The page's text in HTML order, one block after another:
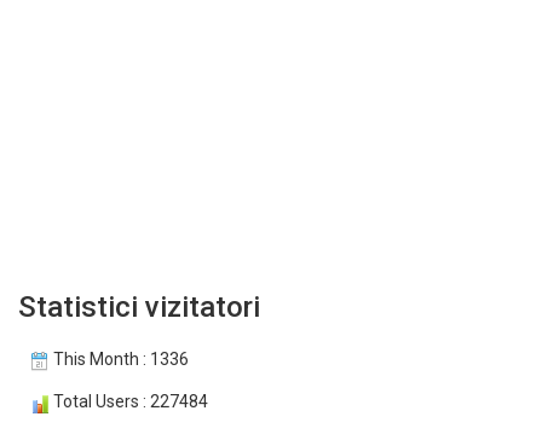
Statistici vizitatori
This Month : 1336
Total Users : 227484